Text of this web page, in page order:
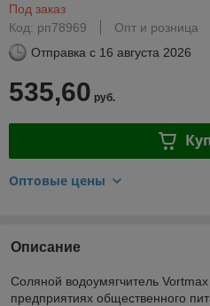
Под заказ
Код: рп78969
Опт и розница
Отправка с 16 августа 2026
535,60 руб.
Оптовые цены
Описание
Соляной водоумягчитель
предприятиях общественного